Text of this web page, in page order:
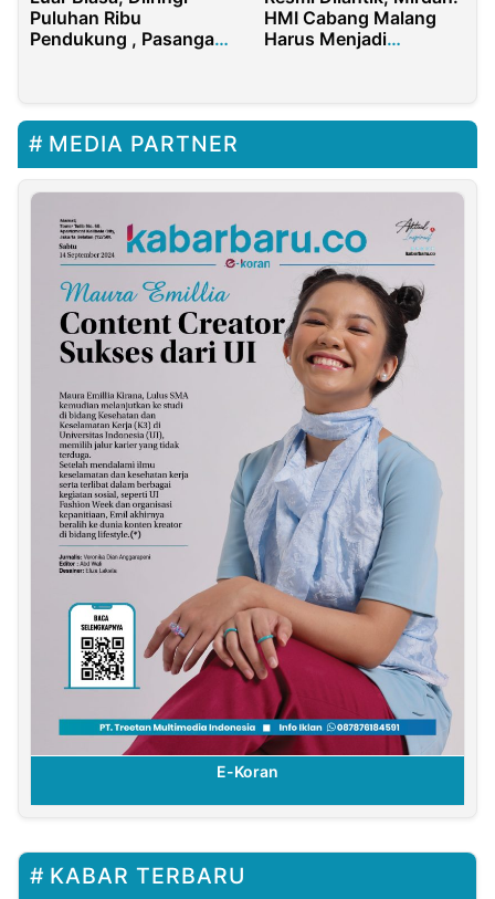
Puluhan Ribu
Pendukung , Pasangan
HMI Cabang Malang
Harus Menjadi
MEDIA PARTNER
E-Koran
KABAR TERBARU